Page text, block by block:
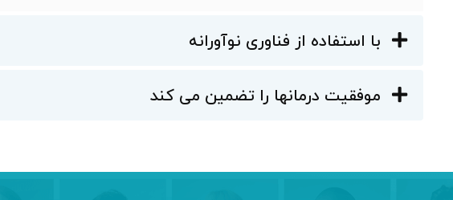
با استفاده از فناوری نوآورانه
موفقیت درمانها را تضمین می کند